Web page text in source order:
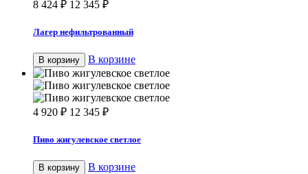
8 424 ₽ 12 345 ₽
Лагер нефильтрованный
В корзину В корзине
4 920 ₽ 12 345 ₽
Пиво жигулевское светлое
В корзину В корзине